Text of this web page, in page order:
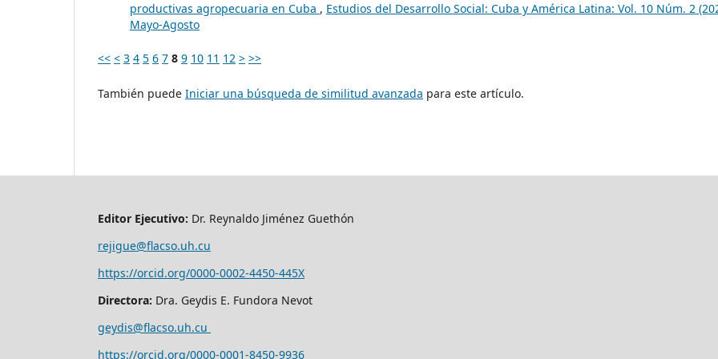
productivas agropecuaria en Cuba , Estudios del Desarrollo Social: Cuba y América Latina: Vol. 10 Núm. 2
Mayo-Agosto
<< < 3 4 5 6 7 8 9 10 11 12 > >>
También puede Iniciar una búsqueda de similitud avanzada para este artículo.
Editor Ejecutivo: Dr. Reynaldo Jiménez Guethón
rejigue@flacso.uh.cu
https://orcid.org/0000-0002-4450-445X
Directora: Dra. Geydis E. Fundora Nevot
geydis@flacso.uh.cu
https://orcid.org/0000-0001-8450-9936